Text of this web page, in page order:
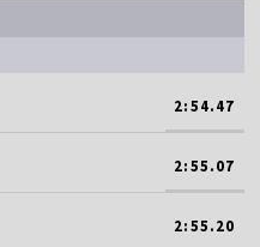
2:54.47
2:55.07
2:55.20